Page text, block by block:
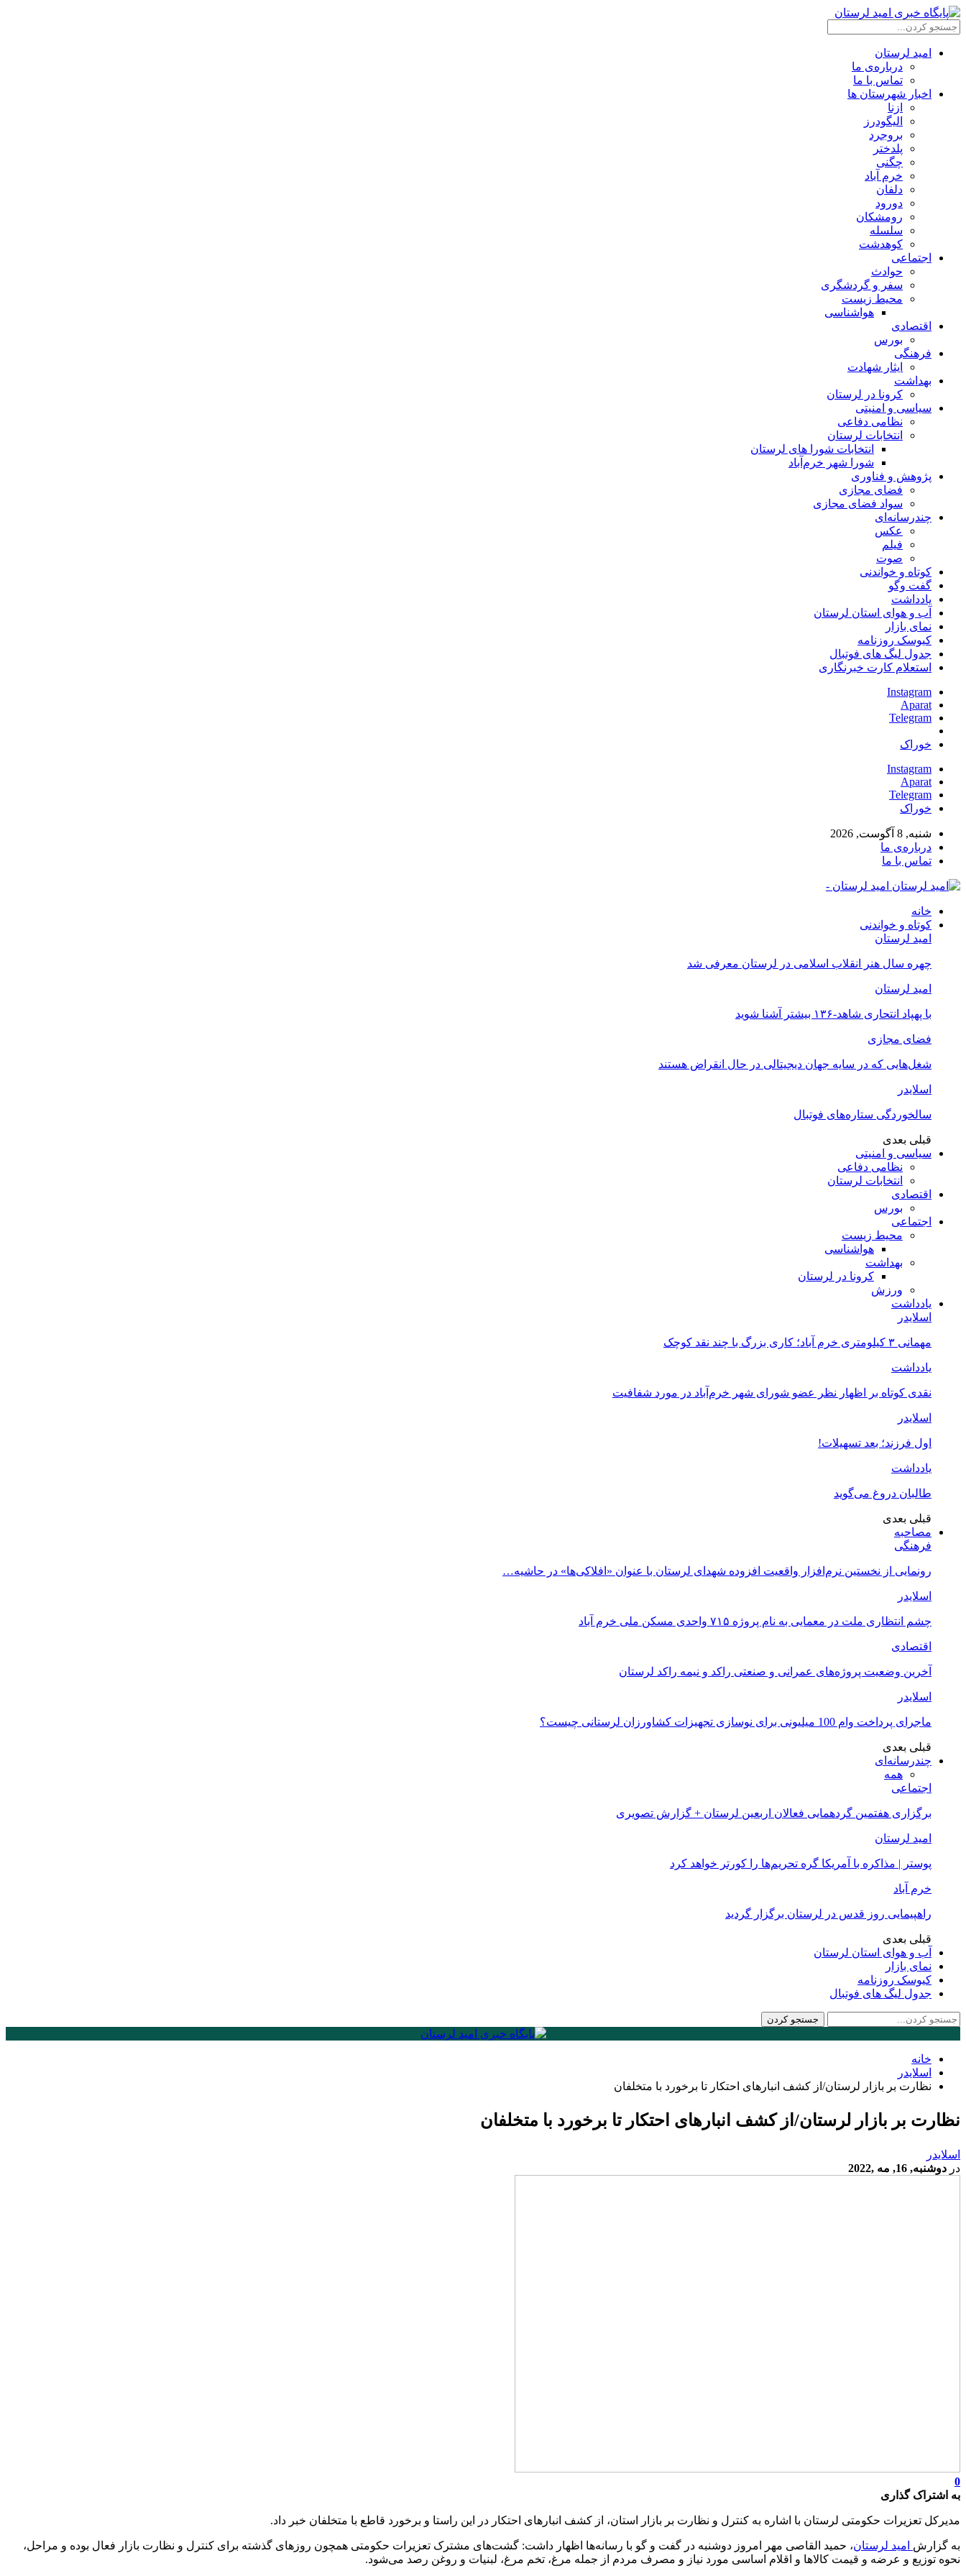
امید لرستان
درباره‌ی ما
تماس با ما
اخبار شهرستان ها
ازنا
الیگودرز
بروجرد
پلدختر
چگنی
خرم آباد
دلفان
دورود
رومشکان
سلسله
کوهدشت
اجتماعی
حوادث
سفر و گردشگری
محیط زیست
هواشناسی
اقتصادی
بورس
فرهنگی
ایثار شهادت
بهداشت
کرونا در لرستان
سیاسی و امنیتی
نظامی دفاعی
انتخابات لرستان
انتخابات شورا های لرستان
شورا شهر خرم‌آباد
پژوهش و فناوری
فضای مجازی
سواد فضای مجازی
چندرسانه‌ای
عكس
فیلم
صوت
کوتاه و خواندنی
گفت وگو
یادداشت
آب و هوای استان لرستان
نمای بازار
کیوسک روزنامه
جدول لیگ های فوتبال
استعلام کارت خبرنگاری
Instagram
Aparat
Telegram
خوراک
Instagram
Aparat
Telegram
خوراک
شنبه, 8 آگوست, 2026
درباره‌ی ما
تماس با ما
امید لرستان -
خانه
کوتاه و خواندنی
امید لرستان
چهره سال هنر انقلاب اسلامی در لرستان معرفی شد
امید لرستان
با پهپاد انتحاری شاهد-۱۳۶ بیشتر آشنا شوید
فضای مجازی
شغل‌‌هایی که در سایه جهان دیجیتالی در حال انقراض هستند
اسلایدر
سالخوردگی ستاره‌های فوتبال
قبلی بعدی
سیاسی و امنیتی
نظامی دفاعی
انتخابات لرستان
اقتصادی
بورس
اجتماعی
محیط زیست
هواشناسی
بهداشت
کرونا در لرستان
ورزش
یادداشت
اسلایدر
مهمانی ۳ کیلومتری خرم آباد؛ کاری بزرگ با چند نقد کوچک
یادداشت
نقدی کوتاه بر اظهار نظر عضو شورای شهر خرم‌آباد در مورد شفافیت
اسلایدر
اول فرزند؛ بعد تسهیلات!
یادداشت
طالبان دروغ می‌گوید
قبلی بعدی
مصاحبه
فرهنگی
رونمایی از نخستین نرم‌افزار واقعیت افزوده شهدای لرستان با عنوان «افلاکی‌ها» در حاشیه…
اسلایدر
چشم انتظاری ملت در معمایی به نام پروژه ۷۱۵ واحدی مسکن ملی خرم آباد
اقتصادی
آخرین وضعیت پروژه‌های عمرانی و صنعتی راکد و نیمه راکد لرستان
اسلایدر
ماجرای پرداخت وام 100 میلیونی برای نوسازی تجهیزات کشاورزان لرستانی چیست؟
قبلی بعدی
چندرسانه‌ای
همه
اجتماعی
برگزاری هفتمین گردهمایی فعالان اربعین لرستان + گزارش تصویری
امید لرستان
پوستر | مذاکره با آمریکا گره تحریم‌ها را کورتر خواهد کرد
خرم آباد
راهپیمایی روز قدس در لرستان برگزار گردید
قبلی بعدی
آب و هوای استان لرستان
نمای بازار
کیوسک روزنامه
جدول لیگ های فوتبال
خانه
اسلایدر
نظارت بر بازار لرستان/از کشف انبارهای احتکار تا برخورد با متخلفان
نظارت بر بازار لرستان/از کشف انبارهای احتکار تا برخورد با متخلفان
اسلایدر
در دوشنبه, 16, مه ,2022
0
به اشتراک گذاری
مدیرکل تعزیرات حکومتی لرستان با اشاره به کنترل و نظارت بر بازار استان، از کشف انبارهای احتکار در این راستا و برخورد قاطع با متخلفان خبر داد.
به گزارش امید لرستان، حمید القاصی مهر امروز دوشنبه در گفت و گو با رسانه‌ها اظهار داشت: گشت‌های مشترک تعزیرات حکومتی همچون روزهای گذشته برای کنترل و نظارت بازار فعال بوده و مراحل،
نحوه توزیع و عرضه و قیمت کالاها و اقلام اساسی مورد نیاز و مصرف مردم از جمله مرغ، تخم مرغ، لبنیات و روغن رصد می‌شود.